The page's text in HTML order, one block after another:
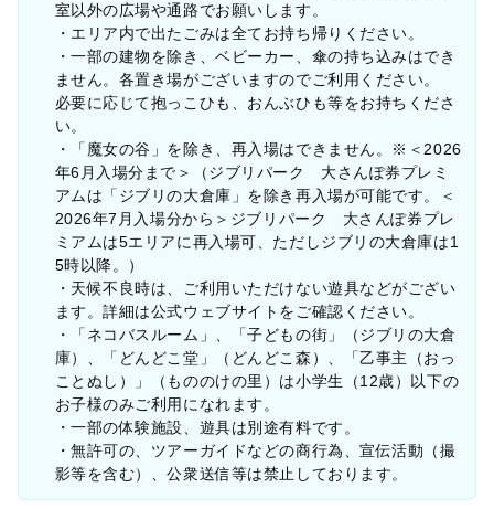
室以外の広場や通路でお願いします。
・エリア内で出たごみは全てお持ち帰りください。
・一部の建物を除き、ベビーカー、傘の持ち込みはでき
ません。各置き場がございますのでご利用ください。
必要に応じて抱っこひも、おんぶひも等をお持ちくださ
い。
・「魔女の谷」を除き、再入場はできません。※＜2026
年6月入場分まで＞（ジブリパーク 大さんぽ券プレミ
アムは「ジブリの大倉庫」を除き再入場が可能です。＜
2026年7月入場分から＞ジブリパーク 大さんぽ券プレ
ミアムは5エリアに再入場可、ただしジブリの大倉庫は1
5時以降。）
・天候不良時は、ご利用いただけない遊具などがござい
ます。詳細は公式ウェブサイトをご確認ください。
・「ネコバスルーム」、「子どもの街」（ジブリの大倉
庫）、「どんどこ堂」（どんどこ森）、「乙事主（おっ
ことぬし）」（もののけの里）は小学生（12歳）以下の
お子様のみご利用になれます。
・一部の体験施設、遊具は別途有料です。
・無許可の、ツアーガイドなどの商行為、宣伝活動（撮
影等を含む）、公衆送信等は禁止しております。